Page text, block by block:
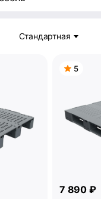
Стандартная
5
7 890 ₽